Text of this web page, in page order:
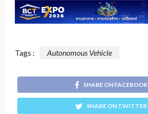
Tags : Autonomous Vehicle
SHARE ON FACEBOOK
SHARE ON TWITTER